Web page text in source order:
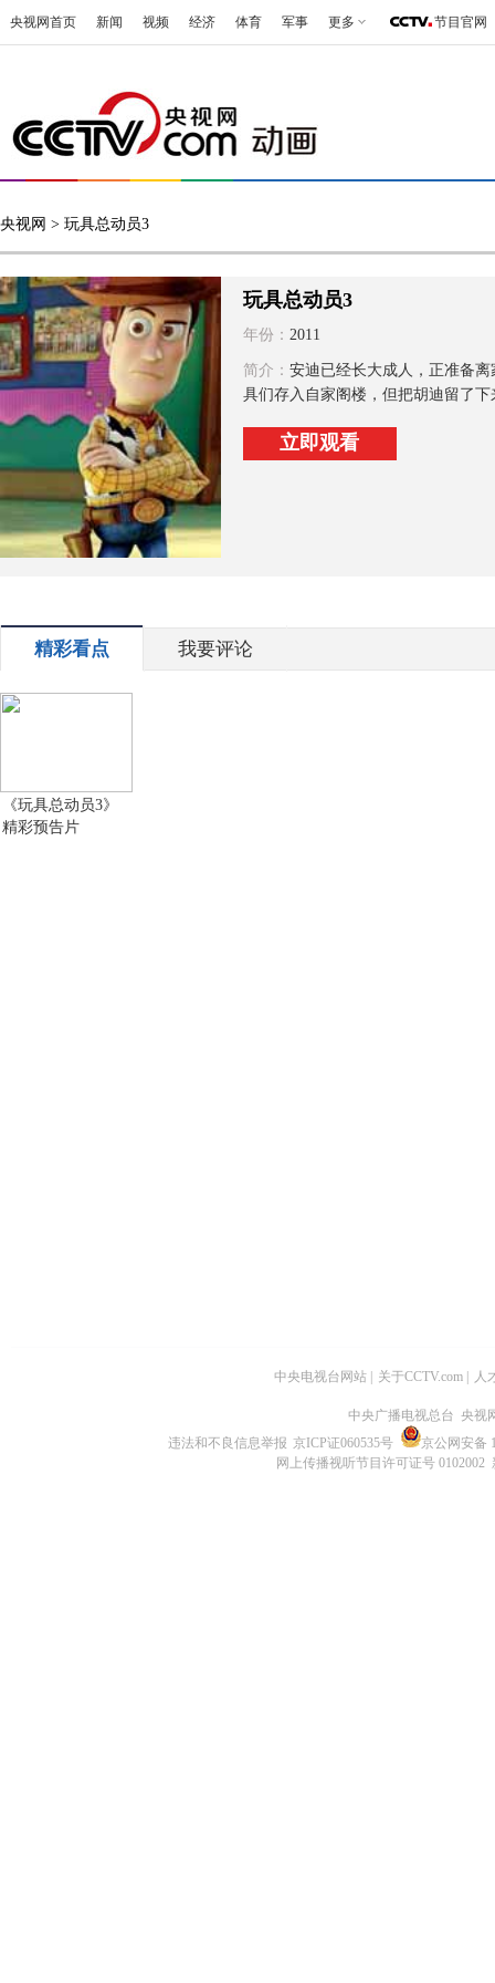
央视网首页 新闻 视频 经济 体育 军事 更多 节目官网
央视网 > 玩具总动员3
玩具总动员3
年份： 2011
简介： 安迪已经长大成人，正准备
具们存入自家阁楼，但把胡迪留了
立即观看
精彩看点 我要评论
《玩具总动员3》
精彩预告片
中央电视台网站 关于CCTV.com 人
中央广播电视总台 央视
违法和不良信息举报 京ICP证060535号
京公网安备
网上传播视听节目许可证号 0102002